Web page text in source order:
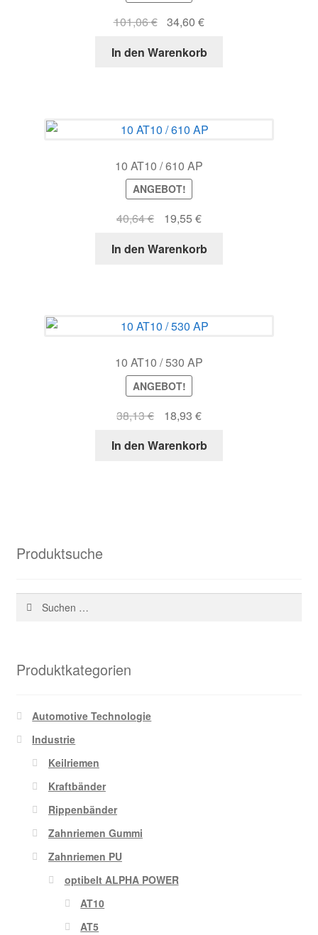
101,06€ Ursprünglicher
war:
34,60€Aktueller
ist:
In den Warenkorb
10 AT10 / 610 AP
ANGEBOT!
40,64€
Ursprünglicher
war:
19,55 €Aktueller
ist:
In den Warenkorb
10 AT10 / 530 AP
ANGEBOT!
38,13€
Ursprünglicher
war:
18,93 €Aktueller
ist:
In den Warenkorb
Produktsuche
Suchen
Produktkategorien
Automotive Technologie
Industrie
Keilriemen
Kraftbänder
Rippenbänder
Zahnriemen Gummi
Zahnriemen PU
optibelt ALPHA POWER
AT10
AT5